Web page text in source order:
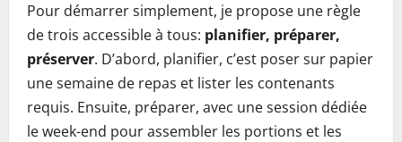
Pour démarrer simplement, je propose une règle
de trois accessible à tous: planifier, préparer,
préserver. D’abord, planifier, c’est poser sur papier
une semaine de repas et lister les contenants
requis. Ensuite, préparer, avec une session dédiée
le week-end pour assembler les portions et les